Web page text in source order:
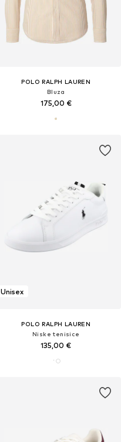
POLO RALPH LAUREN
Bluza
175,00 €
Unisex
POLO RALPH LAUREN
Niske tenisice
135,00 €